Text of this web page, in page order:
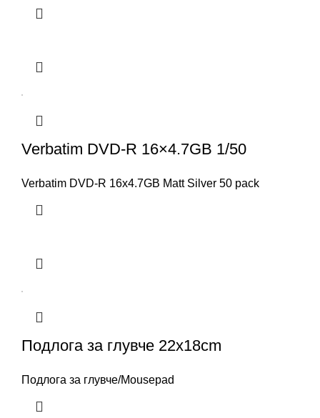
Verbatim DVD-R 16×4.7GB 1/50
Verbatim DVD-R 16x4.7GB Matt Silver 50 pack
Подлога за глувче 22x18cm
Подлога за глувче/Mousepad